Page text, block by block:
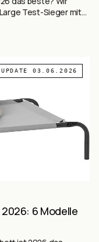
Test-Sieger mit
Memory mit 4
Schaum,
UPDATE 03.06.2026
6 Modelle